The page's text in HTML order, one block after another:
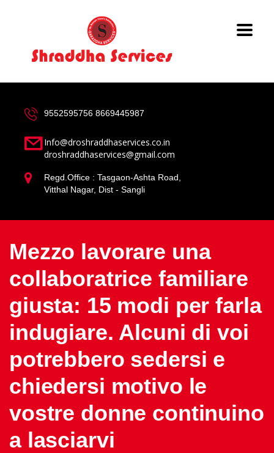
9552595756 8669445987
Info@droshraddhaservices.co.in
droshraddhaservices@gmail.com
Regd.Office : Tasgaon-Ashta Road,
Vitthal Nagar, Dist - Sangli
Mezzo lavorare una
collaboratrice familiare
giusta: 15 modi per farla
indugiare. Alcuni di voi
potrebbero sedersi e
chiedersi motivo le
vostre donne continuino
a lasciarvi